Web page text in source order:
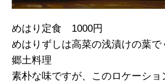
めはり定食 1000円
めはりずしは高菜の浅漬けの葉
郷土料理
素朴な味ですが、このロケーシ